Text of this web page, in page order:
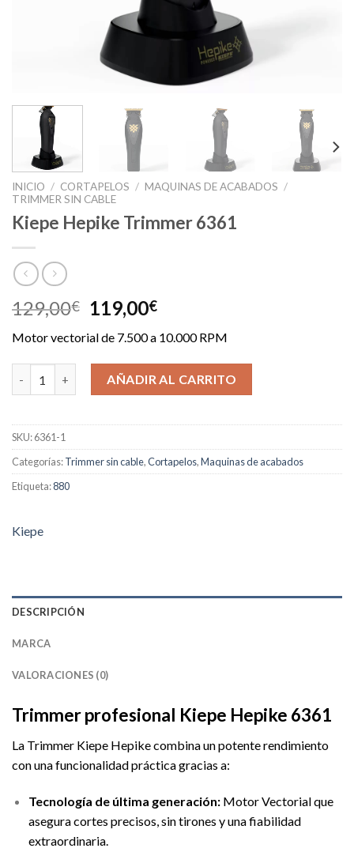
INICIO / CORTAPELOS / MAQUINAS DE ACABADOS /
TRIMMER SIN CABLE
Kiepe Hepike Trimmer 6361
129,00€
El
precio
original
era:
129,00€.
119,00€El
actual
es:
119,00€.
Motor vectorial de 7.500 a 10.000 RPM
Kiepe Hepike Trimmer 6361 cantidad
AÑADIR AL CARRITO
SKU:6361-1
Categorías:Trimmer sin cable,Cortapelos,Maquinas de acabados
Etiqueta:880
Kiepe
DESCRIPCIÓN
MARCA
VALORACIONES (0)
Trimmer profesional Kiepe Hepike 6361
La Trimmer Kiepe Hepike combina un potente rendimiento
con una funcionalidad práctica gracias a:
Tecnología de última generación:Motor Vectorial que
asegura cortes precisos, sin tirones y una fiabilidad
extraordinaria.